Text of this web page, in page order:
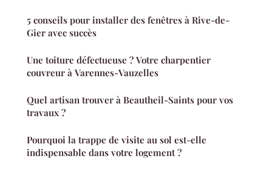
5 conseils pour installer des fenêtres à Rive-de-
Gier avec succès
Une toiture défectueuse ? Votre charpentier
couvreur à Varennes-Vauzelles
Quel artisan trouver à Beautheil-Saints pour vos
travaux ?
Pourquoi la trappe de visite au sol est-elle
indispensable dans votre logement ?